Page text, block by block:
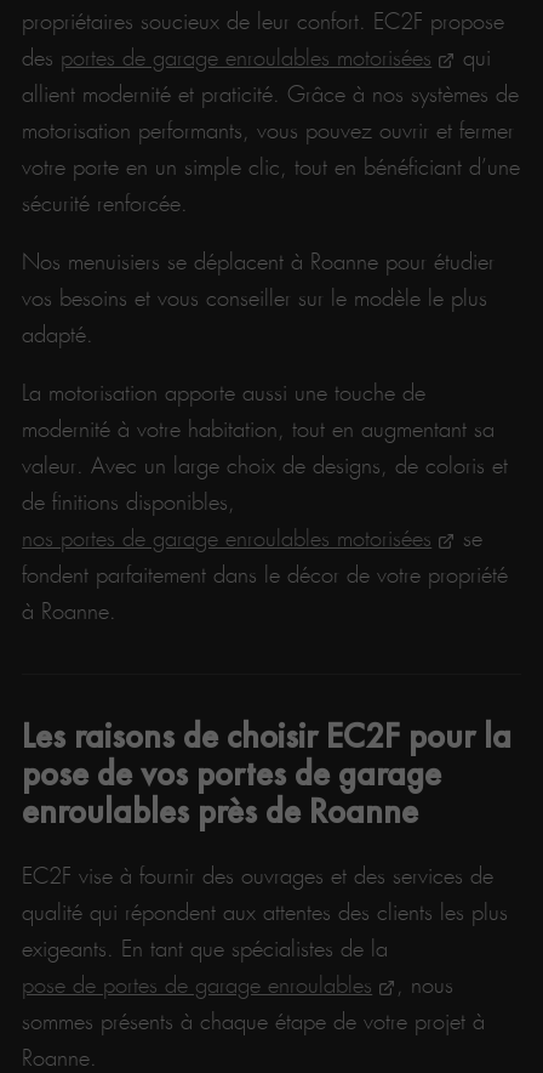
propriétaires soucieux de leur confort. EC2F propose
des portes de garage enroulables motorisées
qui
allient modernité et praticité. Grâce à nos systèmes de
motorisation performants, vous pouvez ouvrir et fermer
votre porte en un simple clic, tout en bénéficiant d’une
sécurité renforcée.
Nos menuisiers se déplacent à Roanne pour étudier
vos besoins et vous conseiller sur le modèle le plus
adapté.
La motorisation apporte aussi une touche de
modernité à votre habitation, tout en augmentant sa
valeur. Avec un large choix de designs, de coloris et
de finitions disponibles,
nos portes de garage enroulables motorisées
se
fondent parfaitement dans le décor de votre propriété
à Roanne.
Les raisons de choisir EC2F pour la
pose de vos portes de garage
enroulables près de Roanne
EC2F vise à fournir des ouvrages et des services de
qualité qui répondent aux attentes des clients les plus
exigeants. En tant que spécialistes de la
pose de portes de garage enroulables
, nous
sommes présents à chaque étape de votre projet à
Roanne.